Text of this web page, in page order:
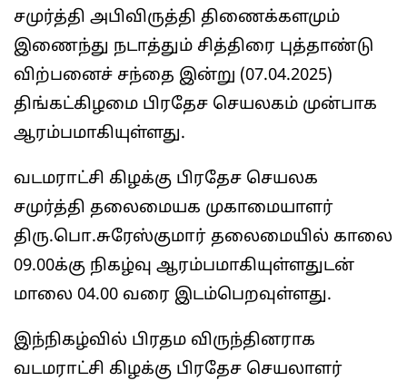
சமுர்த்தி அபிவிருத்தி திணைக்களமும்
இணைந்து நடாத்தும் சித்திரை புத்தாண்டு
விற்பனைச் சந்தை இன்று (07.04.2025)
திங்கட்கிழமை பிரதேச செயலகம் முன்பாக
ஆரம்பமாகியுள்ளது.
வடமராட்சி கிழக்கு பிரதேச செயலக
சமுர்த்தி தலைமையக முகாமையாளர்
திரு.பொ.சுரேஸ்குமார் தலைமையில் காலை
09.00க்கு நிகழ்வு ஆரம்பமாகியுள்ளதுடன்
மாலை 04.00 வரை இடம்பெறவுள்ளது.
இந்நிகழ்வில் பிரதம விருந்தினராக
வடமராட்சி கிழக்கு பிரதேச செயலாளர்